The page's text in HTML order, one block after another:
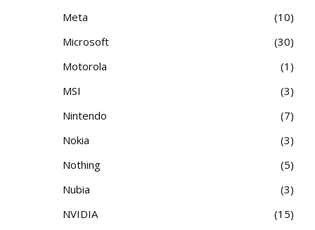
Meta
10
Microsoft
30
Motorola
1
MSI
3
Nintendo
7
Nokia
3
Nothing
5
Nubia
3
NVIDIA
15